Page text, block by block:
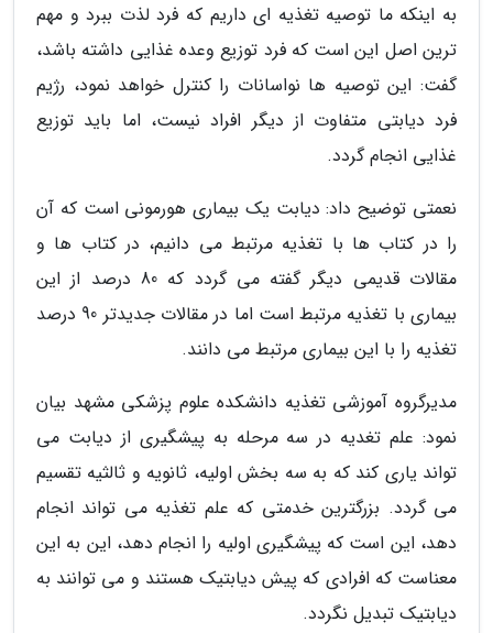
به اینکه ما توصیه تغذیه ای داریم که فرد لذت ببرد و مهم
ترین اصل این است که فرد توزیع وعده غذایی داشته باشد،
گفت: این توصیه ها نواسانات را کنترل خواهد نمود، رژیم
فرد دیابتی متفاوت از دیگر افراد نیست، اما باید توزیع
غذایی انجام گردد.
نعمتی توضیح داد: دیابت یک بیماری هورمونی است که آن
را در کتاب ها با تغذیه مرتبط می دانیم، در کتاب ها و
مقالات قدیمی دیگر گفته می گردد که 80 درصد از این
بیماری با تغذیه مرتبط است اما در مقالات جدیدتر 90 درصد
تغذیه را با این بیماری مرتبط می دانند.
مدیرگروه آموزشی تغذیه دانشکده علوم پزشکی مشهد بیان
نمود: علم تغدیه در سه مرحله به پیشگیری از دیابت می
تواند یاری کند که به سه بخش اولیه، ثانویه و ثالثیه تقسیم
می گردد. بزرگترین خدمتی که علم تغذیه می تواند انجام
دهد، این است که پیشگیری اولیه را انجام دهد، این به این
معناست که افرادی که پیش دیابتیک هستند و می توانند به
دیابتیک تبدیل نگردد.